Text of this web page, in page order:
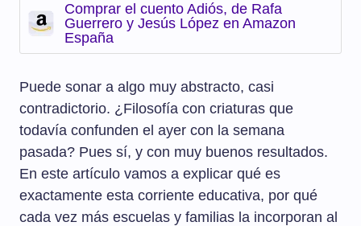
Comprar el cuento Adiós, de Rafa
Guerrero y Jesús López en Amazon
España
Puede sonar a algo muy abstracto, casi
contradictorio. ¿Filosofía con criaturas que
todavía confunden el ayer con la semana
pasada? Pues sí, y con muy buenos resultados.
En este artículo vamos a explicar qué es
exactamente esta corriente educativa, por qué
cada vez más escuelas y familias la incorporan al